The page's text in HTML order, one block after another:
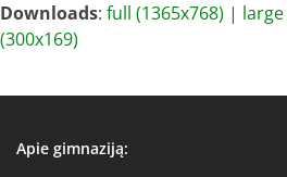
Downloads: full (1365x768) | large
(300x169)
Apie gimnaziją: